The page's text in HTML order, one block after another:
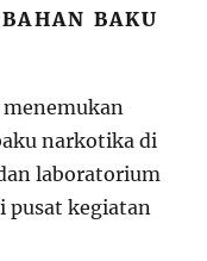
BAKU
narkotika di
laboratorium
pusat kegiatan